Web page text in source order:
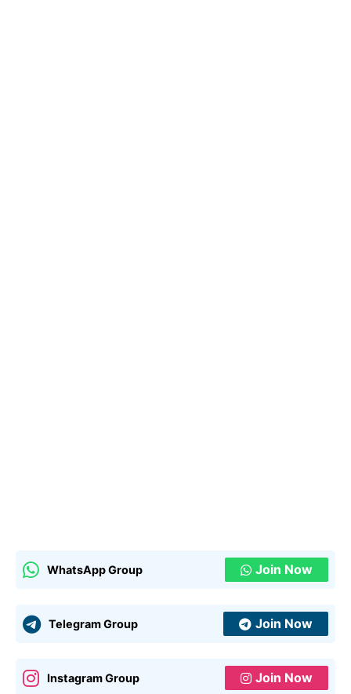
WhatsApp Group Join Now
Telegram Group Join Now
Instagram Group Join Now